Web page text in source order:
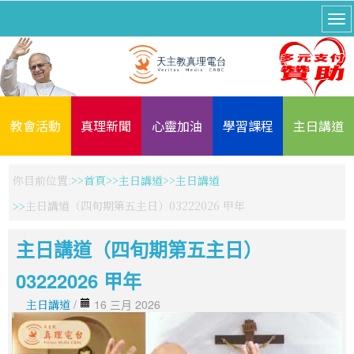
教會活動 真理新聞 心靈加油 學習課程 主日講道
你目前位置: 首頁 主日講道
主日講道
主日講道（四旬期第五主日）03222026 甲年
主日講道（四旬期第五主日）
03222026 甲年
主日講道 / 16 三月 2026